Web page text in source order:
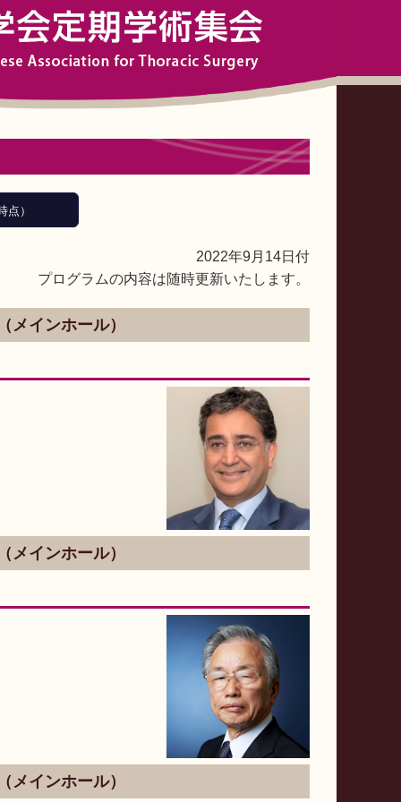
点）
2022年9月14日付
プログラムの内容は随時更新いたします。
インホール）
インホール）
インホール）